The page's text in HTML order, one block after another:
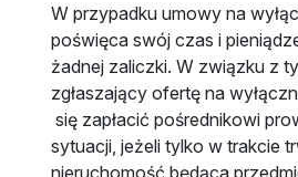
W przypadku umowy na
poświęca swój czas i
żadnej zaliczki. W związku z
zgłaszający ofertę na
się zapłacić pośrednikowi
sytuacji, jeżeli tylko w trakcie
nieruchomość będąca